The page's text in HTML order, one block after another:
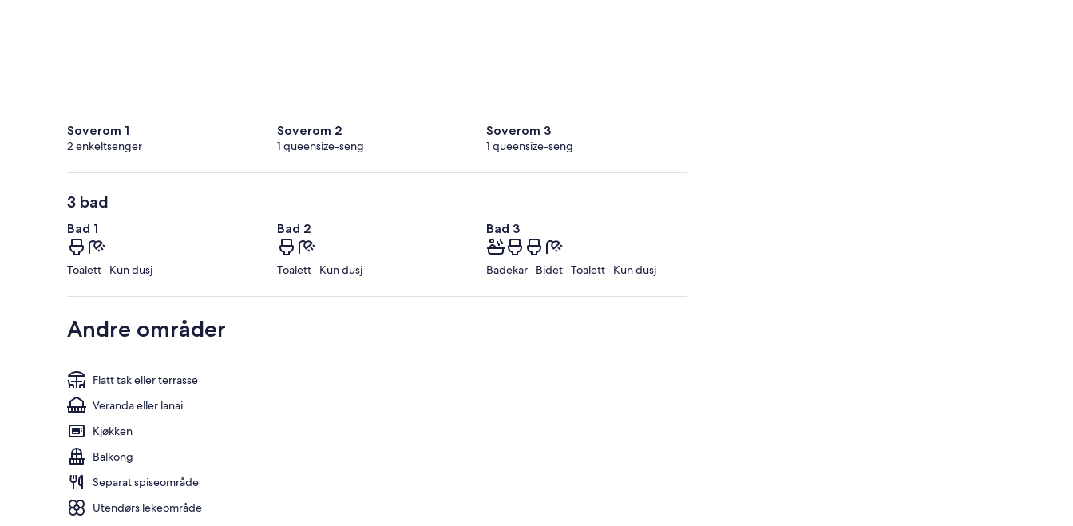
Soverom 1
2 enkeltsenger
Soverom 2
1 queensize-seng
Soverom 3
1 queensize-seng
3 bad
Bad 1
Toalett · Kun dusj
Bad 2
Toalett · Kun dusj
Bad 3
Badekar · Bidet · Toalett · Kun dusj
Andre områder
Flatt tak eller terrasse
Veranda eller lanai
Kjøkken
Balkong
Separat spiseområde
Utendørs lekeområde